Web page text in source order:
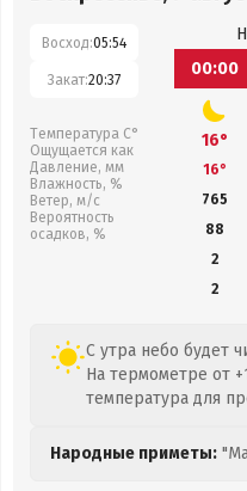
Восход:05:54
Закат:20:37
Температура С°
Ощущается как
Давление, мм
Влажность, %
Ветер, м/с
Вероятность
осадков, %
00:00
16°
16°
765
88
2
2
С утра небо будет
На термометре от
температура для
Народные приметы: